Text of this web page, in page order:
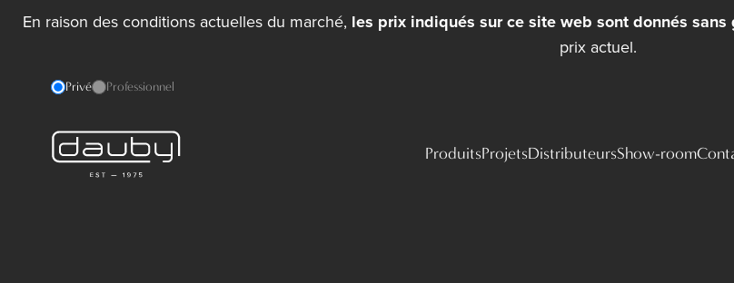
En raison des conditions actuelles du marché, les prix indiqués sur ce site web sont donnés sans
prix actuel.
Privé Professionnel
ProduitsProjetsDistributeursShow-room